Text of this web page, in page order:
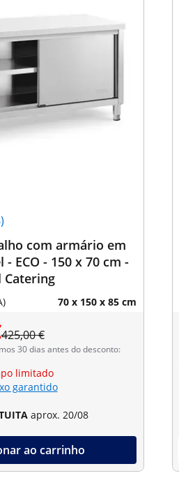
com armário em
ECO - 150 x 70 cm -
Catering
70 x 150 x 85 cm
425,00 €
30 dias antes do desconto:
limitado
garantido
aprox. 20/08
ao carrinho